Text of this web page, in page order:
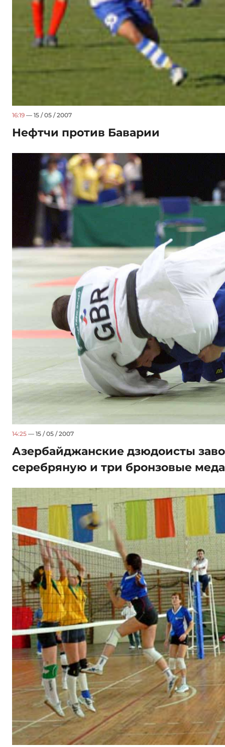
16:19 — 15 / 05 / 2007
Нефтчи против Баварии
14:25 — 15 / 05 / 2007
Азербайджанские дзюдоисты
серебряную и три бронзовые